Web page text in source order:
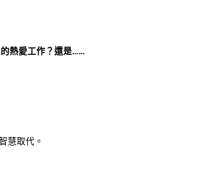
熱愛工作？還是……
慧取代。